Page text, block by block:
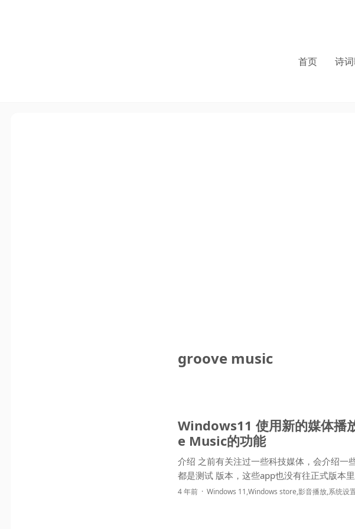
首页 诗
groove music
Windows11 使用新的媒体播
e Music的功能
介绍 之前有关注过一些科技媒体，会介绍
都是测试 版本，这些app也没有往正式
4 年前 Windows 11,Windows store,影音播放,系统设